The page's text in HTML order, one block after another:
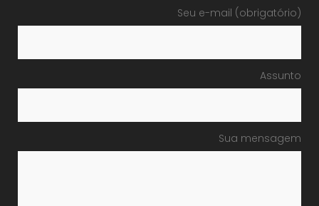
Seu e-mail (obrigatório)
Assunto
Sua mensagem